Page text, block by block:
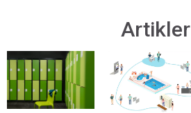
Artikler